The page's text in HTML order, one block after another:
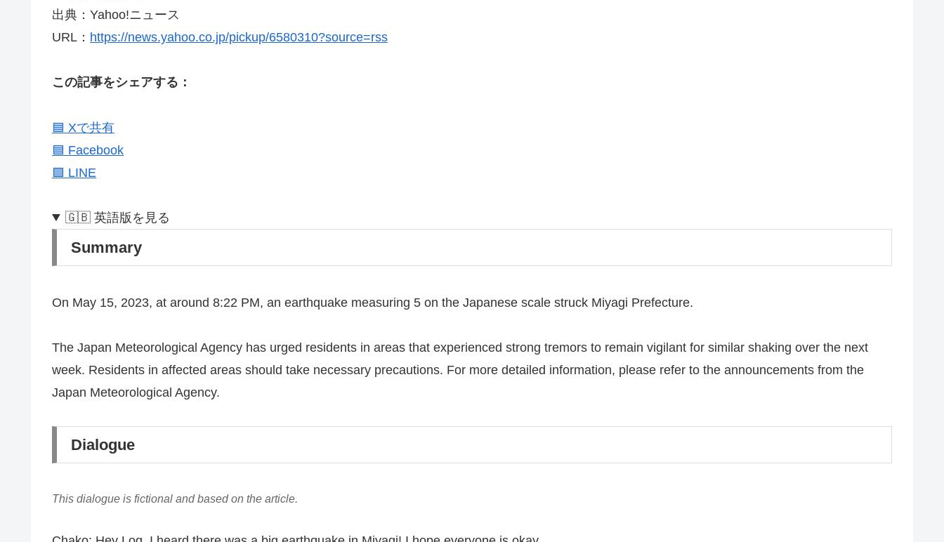
出典：Yahoo!ニュース
URL： https://news.yahoo.co.jp/pickup/6580310?source=rss
この記事をシェアする：
🟦 Xで共有
🟦 Facebook
🟩 LINE
🇬🇧 英語版を見る
Summary
On May 15, 2023, at around 8:22 PM, an earthquake measuring 5 on the Japanese scale struck Miyagi Prefecture.
The Japan Meteorological Agency has urged residents in areas that experienced strong tremors to remain vigilant for similar shaking over the next
week. Residents in affected areas should take necessary precautions. For more detailed information, please refer to the announcements from the
Japan Meteorological Agency.
Dialogue
This dialogue is fictional and based on the article.